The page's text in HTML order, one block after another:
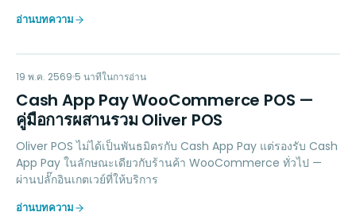
อ่านบทความ
CA
PAYMENTS
19 พ.ค. 2569 5 นาทีในการอ่าน
Cash App Pay WooCommerce POS —
คู่มือการผสานรวม Oliver POS
Oliver POS ไม่ได้เป็นพันธมิตรกับ Cash App Pay แต่รองรับ Cash
App Pay ในลักษณะเดียวกับร้านค้า WooCommerce ทั่วไป —
ผ่านปลั๊กอินเกตเวย์ที่ให้บริการ
อ่านบทความ